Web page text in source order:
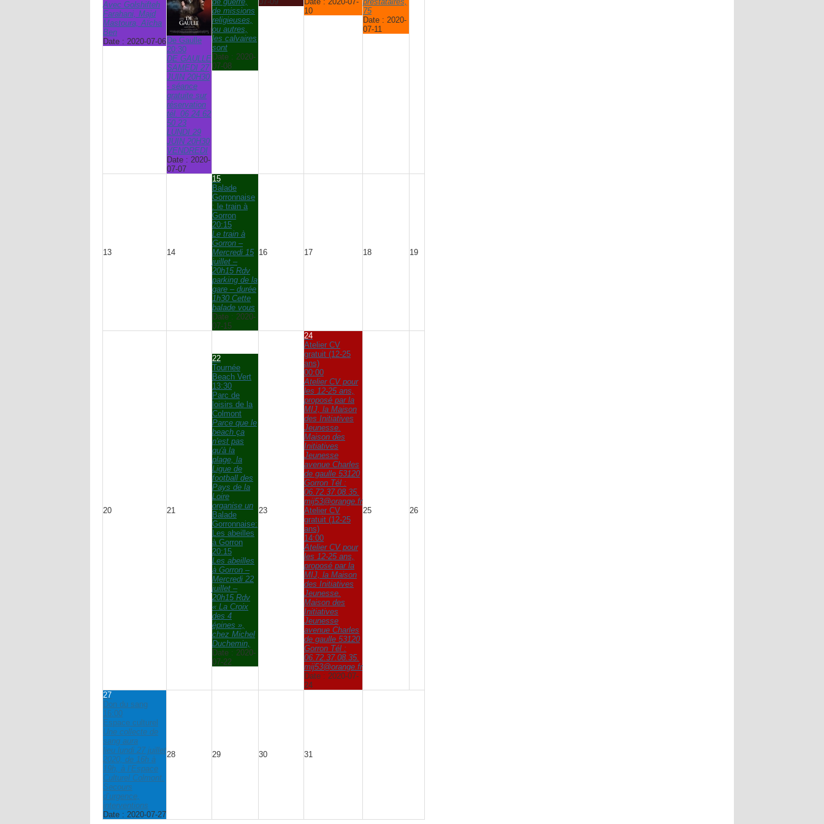
Avec Golshifteh
Farahani, Majd
Mastoura, Aïcha
Ben
Date : 2020-07-06 De Gaulle
20:30
DE GAULLE
SAMEDI 27
JUIN 20H30
- séance
gratuite sur
réservation
tél. 06 24 62
50 23
LUNDI 29
JUIN 20H30
VENDREDI
Date : 2020-
07-07
de missions
religieuses,
ou autres,
les calvaires
sont
Date : 2020-
07-08
10
75
Date : 2020-
07-11
13 14
15
Balade
Gorronnaise
: le train à
Gorron
20:15
Le train à
Gorron –
Mercredi 15
juillet –
20h15 Rdv
parking de la
gare – durée
1h30 Cette
balade vous
Date : 2020-
07-15
16 17 18 19
20 21
22
Tournée
Beach Vert
13:30
Parc de
loisirs de la
Colmont
Parce que le
beach ça
n'est pas
qu'à la
plage, la
Ligue de
football des
Pays de la
Loire
organise un
Balade
Gorronnaise:
Les abeilles
à Gorron
20:15
Les abeilles
à Gorron –
Mercredi 22
juillet –
20h15 Rdv
« La Croix
des 4
épines »,
chez Michel
Duchemin,
Date : 2020-
07-22
23
24
Atelier CV
gratuit (12-25
ans)
00:00
Atelier CV pour
les 12-25 ans,
proposé par la
MIJ, la Maison
des Initiatives
Jeunesse.
Maison des
Initiatives
Jeunesse
avenue Charles
de gaulle 53120
Gorron Tél :
06.72.37.08.35.
mij53@orange.fr
Atelier CV
gratuit (12-25
ans)
14:00
Atelier CV pour
les 12-25 ans,
proposé par la
MIJ, la Maison
des Initiatives
Jeunesse.
Maison des
Initiatives
Jeunesse
avenue Charles
de gaulle 53120
Gorron Tél :
06.72.37.08.35.
mij53@orange.fr
Date : 2020-07-
24
25 26
27
Don du sang
16:00
Espace culturel
Une collecte de
sang aura
lieu lundi 27 juillet
2020, de 16h à
19h, à l’Espace
Culturel Colmont.
Secours
d’urgence,
interventions
Date : 2020-07-27
28 29 30 31